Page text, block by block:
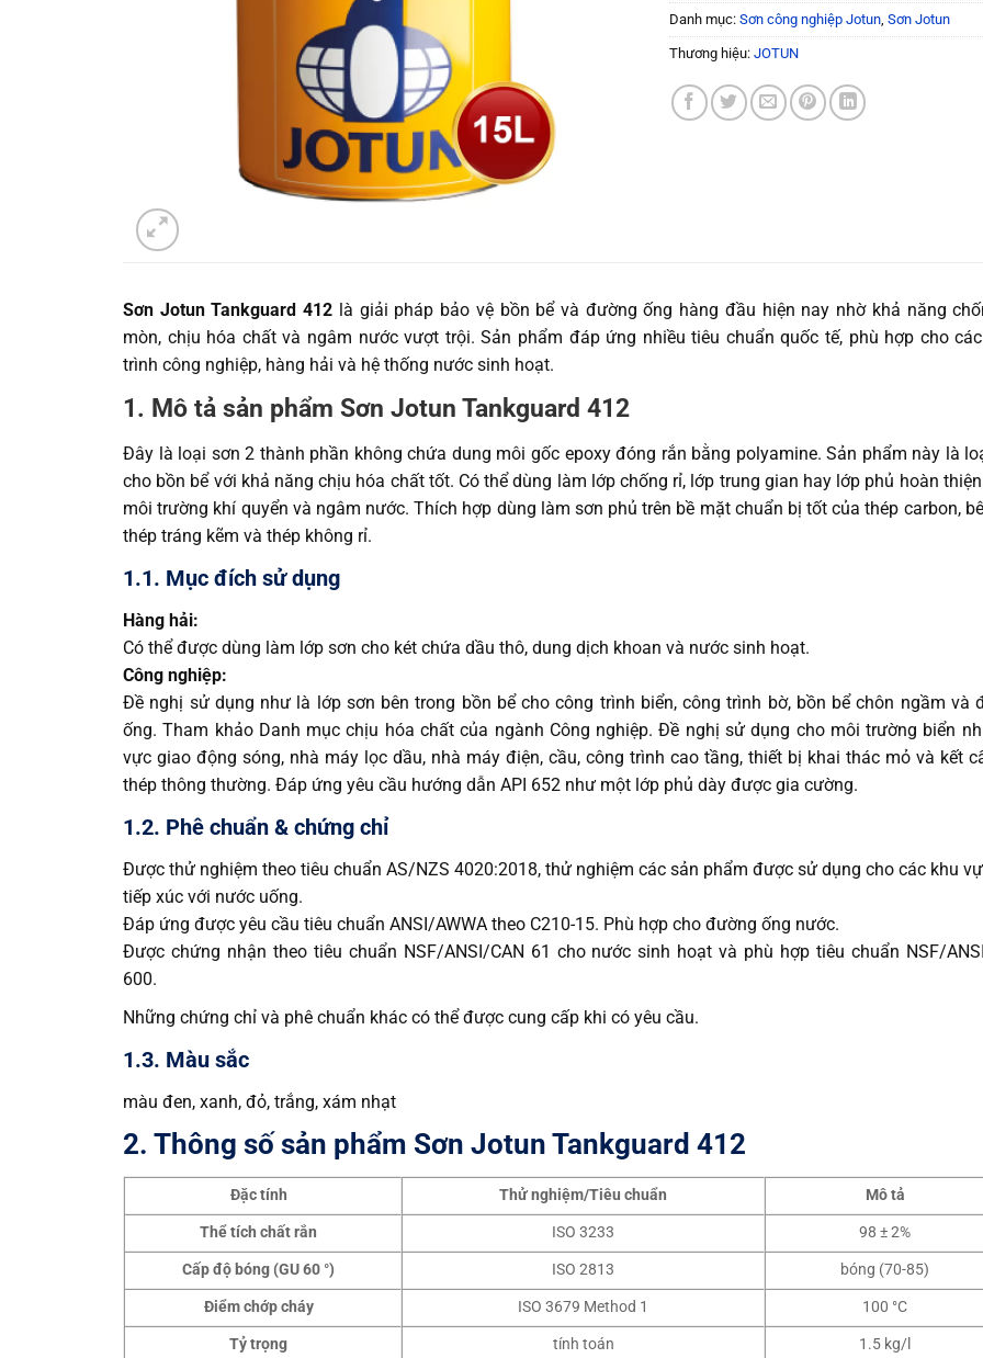
Danh mục:Sơn công nghiệp Jotun,Sơn Jotun
Thương hiệu:JOTUN
Sơn Jotun Tankguard 412 là giải pháp bảo vệ bồn bể và đường ống hàng đầu hiện nay nhờ khả năng
mòn, chịu hóa chất và ngâm nước vượt trội. Sản phẩm đáp ứng nhiều tiêu chuẩn quốc tế, phù hợp cho
trình công nghiệp, hàng hải và hệ thống nước sinh hoạt.
1. Mô tả sản phẩm Sơn Jotun Tankguard 412
Đây là loại sơn 2 thành phần không chứa dung môi gốc epoxy đóng rắn bằng polyamine. Sản phẩm này là
cho bồn bể với khả năng chịu hóa chất tốt. Có thể dùng làm lớp chống rỉ, lớp trung gian hay lớp phủ hoàn
môi trường khí quyển và ngâm nước. Thích hợp dùng làm sơn phủ trên bề mặt chuẩn bị tốt của thép carbon,
thép tráng kẽm và thép không rỉ.
1.1. Mục đích sử dụng
Hàng hải:
Có thể được dùng làm lớp sơn cho két chứa dầu thô, dung dịch khoan và nước sinh hoạt.
Công nghiệp:
Đề nghị sử dụng như là lớp sơn bên trong bồn bể cho công trình biển, công trình bờ, bồn bể chôn ngầm và
ống. Tham khảo Danh mục chịu hóa chất của ngành Công nghiệp. Đề nghị sử dụng cho môi trường biển
vực giao động sóng, nhà máy lọc dầu, nhà máy điện, cầu, công trình cao tầng, thiết bị khai thác mỏ và kết
thép thông thường. Đáp ứng yêu cầu hướng dẫn API 652 như một lớp phủ dày được gia cường.
1.2. Phê chuẩn & chứng chỉ
Được thử nghiệm theo tiêu chuẩn AS/NZS 4020:2018, thử nghiệm các sản phẩm được sử dụng cho các khu
tiếp xúc với nước uống.
Đáp ứng được yêu cầu tiêu chuẩn ANSI/AWWA theo C210-15. Phù hợp cho đường ống nước.
Được chứng nhận theo tiêu chuẩn NSF/ANSI/CAN 61 cho nước sinh hoạt và phù hợp tiêu chuẩn NSF/
600.
Những chứng chỉ và phê chuẩn khác có thể được cung cấp khi có yêu cầu.
1.3. Màu sắc
màu đen, xanh, đỏ, trắng, xám nhạt
2. Thông số sản phẩm Sơn Jotun Tankguard 412
Đặc tính Thử nghiệm/Tiêu chuẩn
Mô tả
Thể tích chất rắn
ISO 3233
98 ± 2%
Cấp độ bóng (GU 60 °)
ISO 2813
bóng (70-85)
Điểm chớp cháy
ISO 3679 Method 1
100 °C
Tỷ trọng
tính toán 1.5 kg/l